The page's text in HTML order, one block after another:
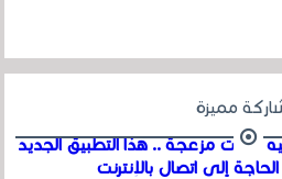
مميزة
مزعجة .. هذا التطبيق الجديد
إلى اتصال بالإنترنت